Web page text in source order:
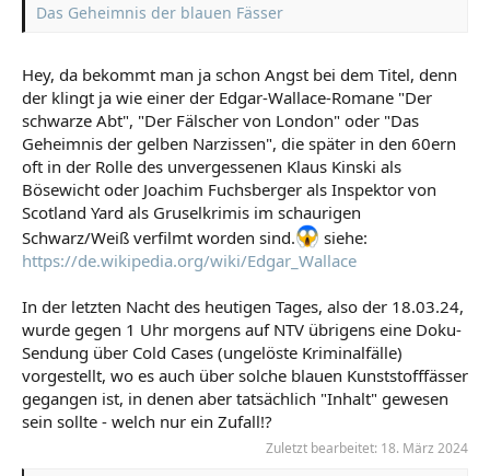
Das Geheimnis der blauen Fässer
Hey, da bekommt man ja schon Angst bei dem Titel, denn
der klingt ja wie einer der Edgar-Wallace-Romane "Der
schwarze Abt", "Der Fälscher von London" oder "Das
Geheimnis der gelben Narzissen", die später in den 60ern
oft in der Rolle des unvergessenen Klaus Kinski als
Bösewicht oder Joachim Fuchsberger als Inspektor von
Scotland Yard als Gruselkrimis im schaurigen
Schwarz/Weiß verfilmt worden sind.
siehe:
https://de.wikipedia.org/wiki/Edgar_Wallace
In der letzten Nacht des heutigen Tages, also der 18.03.24,
wurde gegen 1 Uhr morgens auf NTV übrigens eine Doku-
Sendung über Cold Cases (ungelöste Kriminalfälle)
vorgestellt, wo es auch über solche blauen Kunststofffässer
gegangen ist, in denen aber tatsächlich "Inhalt" gewesen
sein sollte - welch nur ein Zufall!?
Zuletzt bearbeitet: 18. März 2024